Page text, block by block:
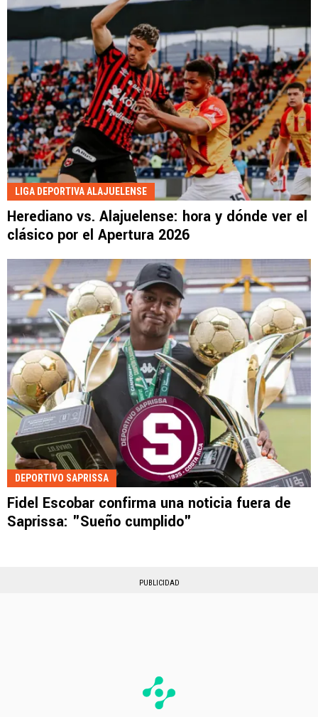
LIGA DEPORTIVA ALAJUELENSE
Herediano vs. Alajuelense: hora y dónde ver el
clásico por el Apertura 2026
DEPORTIVO SAPRISSA
Fidel Escobar confirma una noticia fuera de
Saprissa: "Sueño cumplido"
PUBLICIDAD